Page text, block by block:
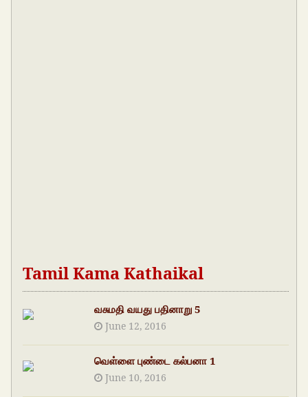
Tamil Kama Kathaikal
வசுமதி வயது பதினாறு 5
June 12, 2016
வெள்ளை புண்டை கல்பனா 1
June 10, 2016